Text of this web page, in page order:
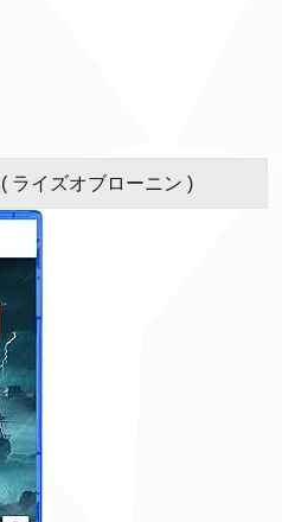
ライズオブローニン )